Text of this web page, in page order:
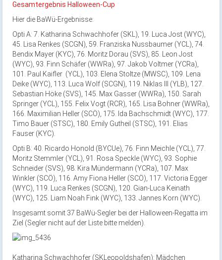
Gesamtergebnis Halloween-Cup
Hier die BaWü-Ergebnisse:
Opti A: 7. Katharina Schwachhofer (SKL), 19. Luca Jost (WYC),
45. Lisa Renkes (SCGN), 59. Franziska Nussbaumer (YCL), 74.
Bendix Mayer (KYC), 76. Moritz Dorau (SVS), 85. Leon Jost
(WYC), 93. Finn Schäfer (WWRa), 97. Jakob Voltmer (YCRa),
101. Paul Kaifler (YCL), 103. Elena Stoltze (MWSC), 109. Lena
Deike (WYC), 113. Luca Wolf (SCGN), 119. Niklas Ill (YLB), 127.
Sebastian Höke (SVS), 145. Max Gasser (WWRa), 150. Sarah
Springer (YCL), 155. Felix Vogt (RCR), 165. Lisa Bohner (WWRa),
166. Maximilian Heller (SCÖ), 175. Ida Bachschmidt (WYC), 177.
Timo Bauer (STSC), 180. Emily Gutheil (STSC), 191. Elias
Fauser (KYC).
Opti B: 40. Ricardo Honold (BYCUe), 76. Finn Meichle (YCL), 77.
Moritz Stemmler (YCL), 91. Rosa Speckle (WYC), 93. Sophie
Schneider (SVS), 98. Kira Mündermann (YCRa), 107. Max
Winkler (SCÖ), 116. Amy Fiona Heller (SCÖ), 117. Victoria Egger
(WYC), 119. Luca Renkes (SCGN), 120. Gian-Luca Keinath
(WYC), 125. Liam Noah Fink (WYC), 133. Jannes Korn (WYC).
Insgesamt somit 37 BaWü-Segler bei der Halloween-Regatta im
Ziel (Segler nicht auf der Liste bitte melden).
Katharina Schwachhofer (SKLeopoldshafen): Mädchen